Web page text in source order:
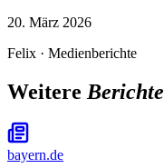
20. März 2026
Felix · Medienberichte
Weitere Berichte
bayern.de